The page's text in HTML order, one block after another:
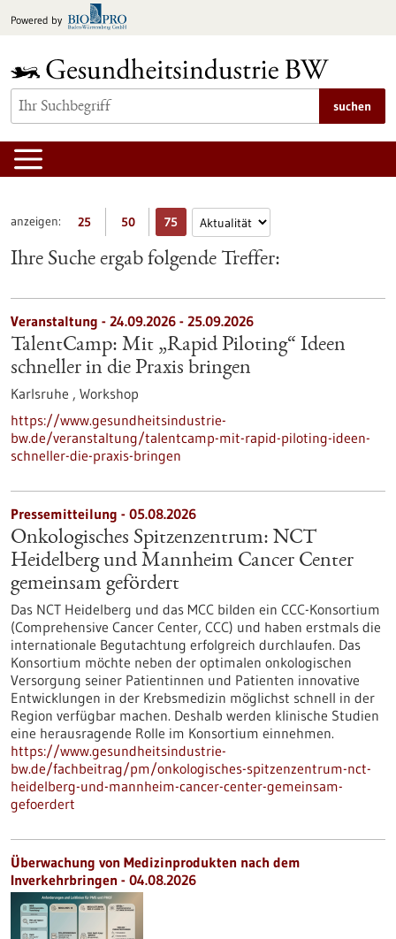
Inhalt
Powered by
suchen
anzeigen: 25 50 75
Ihre Suche ergab folgende Treffer:
Veranstaltung - 24.09.2026 - 25.09.2026
TalentCamp: Mit „Rapid Piloting“ Ideen
schneller in die Praxis bringen
Karlsruhe , Workshop
https://www.gesundheitsindustrie-
bw.de/veranstaltung/talentcamp-mit-rapid-piloting-ideen-
schneller-die-praxis-bringen
Pressemitteilung - 05.08.2026
Onkologisches Spitzenzentrum: NCT
Heidelberg und Mannheim Cancer Center
gemeinsam gefördert
Das NCT Heidelberg und das MCC bilden ein CCC-Konsortium
(Comprehensive Cancer Center, CCC) und haben erstmals die
internationale Begutachtung erfolgreich durchlaufen. Das
Konsortium möchte neben der optimalen onkologischen
Versorgung seiner Patientinnen und Patienten innovative
Entwicklungen in der Krebsmedizin möglichst schnell in der
Region verfügbar machen. Deshalb werden klinische Studien
eine herausragende Rolle im Konsortium einnehmen.
https://www.gesundheitsindustrie-
bw.de/fachbeitrag/pm/onkologisches-spitzenzentrum-nct-
heidelberg-und-mannheim-cancer-center-gemeinsam-
gefoerdert
Überwachung von Medizinprodukten nach dem
Inverkehrbringen - 04.08.2026